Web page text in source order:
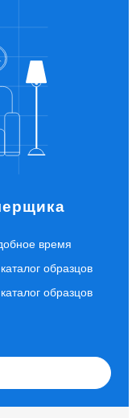
время
образцов
образцов